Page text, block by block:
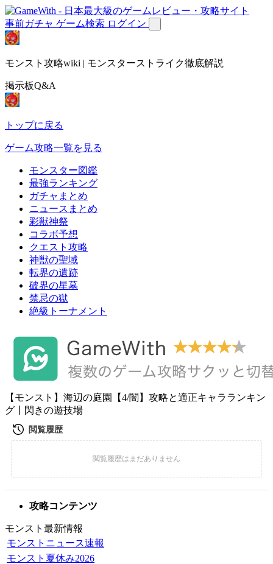
事前ガチャ ゲーム検索 ログイン
モンスト攻略wiki | モンスターストライク徹底解説
掲示板Q&A
トップに戻る
ゲーム攻略一覧を見る
モンスター図鑑
最強ランキング
ガチャまとめ
ニュースまとめ
彩獣神祭
コラボ予想
クエスト攻略
神獣の聖域
転界の遺跡
破界の星墓
禁忌の獄
絶級トーナメント
【モンスト】海辺の庭園【4/闇】攻略と適正キャラランキン
グ丨閃きの遊技場
攻略コンテンツ
モンスト最新情報
モンストニュース速報
モンスト夏休み2026